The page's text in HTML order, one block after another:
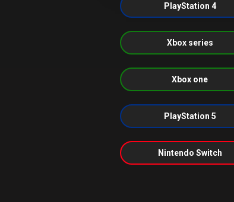
PlayStation 4
Xbox series
Xbox one
PlayStation 5
Nintendo Switch